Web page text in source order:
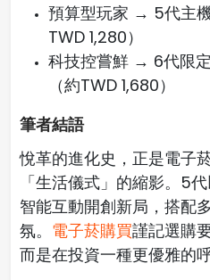
預算型玩家 → 5代主
TWD 1,280）
科技控嘗鮮 → 6代限
（約TWD 1,680）
筆者結語
悅革的進化史，正是電子
「生活儀式」的縮影。5
智能互動開創新局，搭配
氛。 電子菸購買謹記選購
而是在投資一種更優雅的呼